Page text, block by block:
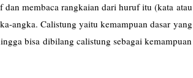
dan membaca rangkaian dari huruf itu (kata atau
angka. Calistung yaitu kemampuan dasar yang
bisa dibilang calistung sebagai kemampuan